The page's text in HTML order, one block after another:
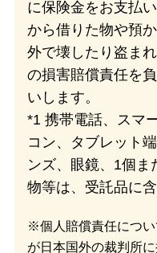
に保険金をお支払
から借りた物や預
外で壊したり盗ま
の損害賠償責任を
いします。
*1 携帯電話、スマ
コン、タブレット
ンズ、眼鏡、1個ま
物等は、受託品に含
※個人賠償責任につ
が日本国外の裁判所